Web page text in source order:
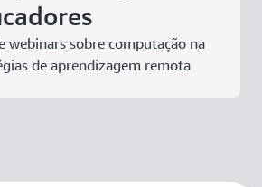
webinars sobre computação na
de aprendizagem remota